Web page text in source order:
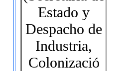
Estado y
Despacho de
Industria,
Colonizació